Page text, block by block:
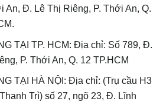
An, Đ. Lê Thị Riêng, P. Thới An, Q.
TẠI TP. HCM: Địa chỉ: Số 789, Đ.
P. Thới An, Q. 12 TP.HCM
TẠI HÀ NỘI: Địa chỉ: (Trụ cầu H3
Trì) số 27, ngõ 23, Đ. Lĩnh